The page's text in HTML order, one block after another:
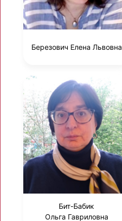
Березович Елена Львовна
Бит-Бабик
Ольга Гавриловна